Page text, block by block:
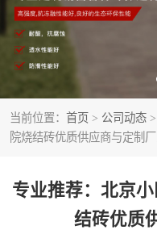
当前位置： 首页 > 公司动态
院烧结砖优质供应商与定制
专业推荐：北京
结砖优质